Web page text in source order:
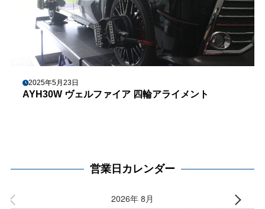
2025年5月23日
AYH30W ヴェルファイア 四輪アライメント
営業日カレンダー
2026年 8月